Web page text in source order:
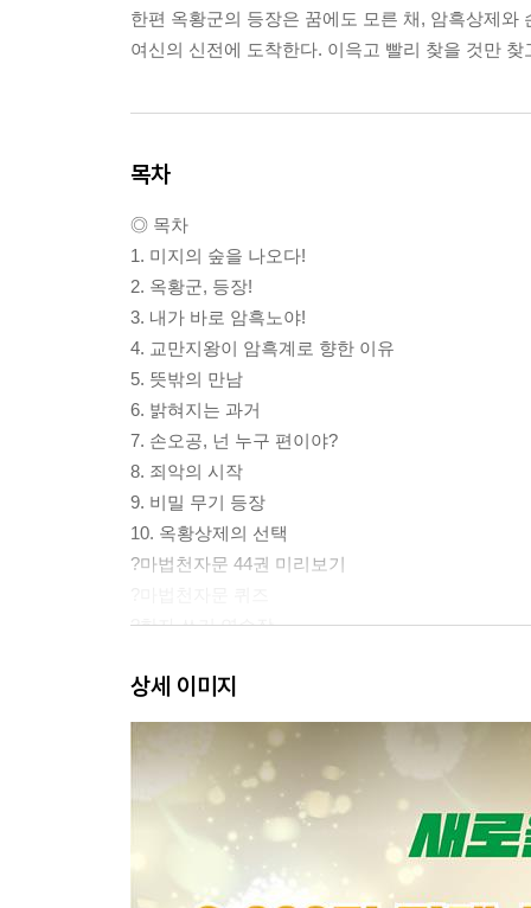
한편 옥황군의 등장은 꿈에도 모른 채, 암흑상제
여신의 신전에 도착한다. 이윽고 빨리 찾을 것만
목차
◎ 목차
1. 미지의 숲을 나오다!
2. 옥황군, 등장!
3. 내가 바로 암흑노야!
4. 교만지왕이 암흑계로 향한 이유
5. 뜻밖의 만남
6. 밝혀지는 과거
7. 손오공, 넌 누구 편이야?
8. 죄악의 시작
9. 비밀 무기 등장
10. 옥황상제의 선택
?마법천자문 44권 미리보기
?한자 쓰기 연습장
상세 이미지